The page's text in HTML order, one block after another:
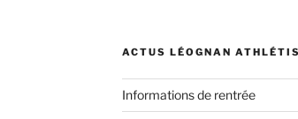
ACTUS LÉOGNAN
Informations de rentrée